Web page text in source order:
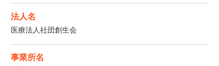
法人名
医療法人社団創生会
事業所名